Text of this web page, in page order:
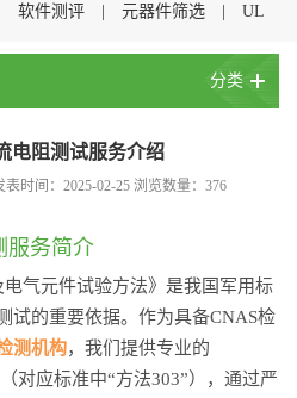
软件测评 | 元器件筛选 | UL
分类
电阻测试服务介绍
时间：2025-02-25 浏览数量： 376
服务简介
电气元件试验方法》是我国军用标
试的重要依据。作为具备CNAS检
测机构，我们提供专业的
对应标准中“方法303”），通过严